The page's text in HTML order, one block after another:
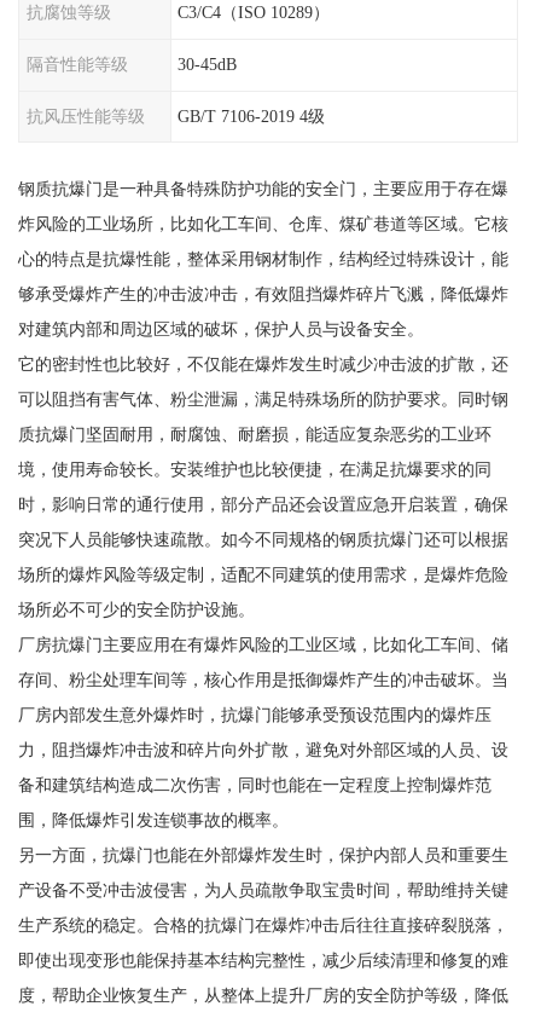
抗腐蚀等级 C3/C4（ISO 10289）
隔音性能等级 30-45dB
抗风压性能等级 GB/T 7106-2019 4级
钢质抗爆门是一种具备特殊防护功能的安全门，主要应用于存在爆
炸风险的工业场所，比如化工车间、仓库、煤矿巷道等区域。它核
心的特点是抗爆性能，整体采用钢材制作，结构经过特殊设计，能
够承受爆炸产生的冲击波冲击，有效阻挡爆炸碎片飞溅，降低爆炸
对建筑内部和周边区域的破坏，保护人员与设备安全。
它的密封性也比较好，不仅能在爆炸发生时减少冲击波的扩散，还
可以阻挡有害气体、粉尘泄漏，满足特殊场所的防护要求。同时钢
质抗爆门坚固耐用，耐腐蚀、耐磨损，能适应复杂恶劣的工业环
境，使用寿命较长。安装维护也比较便捷，在满足抗爆要求的同
时，影响日常的通行使用，部分产品还会设置应急开启装置，确保
突况下人员能够快速疏散。如今不同规格的钢质抗爆门还可以根据
场所的爆炸风险等级定制，适配不同建筑的使用需求，是爆炸危险
场所必不可少的安全防护设施。
厂房抗爆门主要应用在有爆炸风险的工业区域，比如化工车间、储
存间、粉尘处理车间等，核心作用是抵御爆炸产生的冲击破坏。当
厂房内部发生意外爆炸时，抗爆门能够承受预设范围内的爆炸压
力，阻挡爆炸冲击波和碎片向外扩散，避免对外部区域的人员、设
备和建筑结构造成二次伤害，同时也能在一定程度上控制爆炸范
围，降低爆炸引发连锁事故的概率。
另一方面，抗爆门也能在外部爆炸发生时，保护内部人员和重要生
产设备不受冲击波侵害，为人员疏散争取宝贵时间，帮助维持关键
生产系统的稳定。合格的抗爆门在爆炸冲击后往往直接碎裂脱落，
即使出现变形也能保持基本结构完整性，减少后续清理和修复的难
度，帮助企业恢复生产，从整体上提升厂房的安全防护等级，降低